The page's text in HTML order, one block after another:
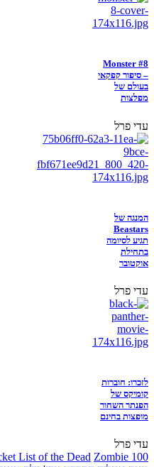
Monster #8
– סיפור קפקאי
בעולם של
מפלצות
עדי פרל
המנגה של
Beastars
תגיע לסיומה
בתחילת
אוקטובר
עדי פרל
לזכרו: חוברות
קומיקס של
הפנתר השחור
מופצות בחינם
עדי פרל
List of the Dead Zombie 100